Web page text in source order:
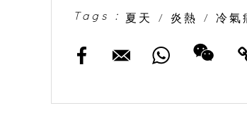
Tags : 夏天 / 炎熱 / 冷氣